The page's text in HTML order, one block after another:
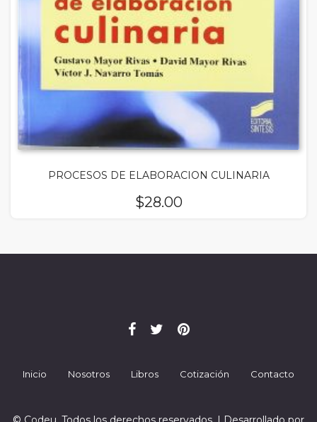
PROCESOS DE ELABORACION CULINARIA
$28.00
Inicio Nosotros Libros Cotización Contacto